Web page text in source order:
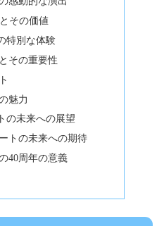
その価値
特別な体験
その重要性
魅力
の未来への展望
トの未来への期待
40周年の意義